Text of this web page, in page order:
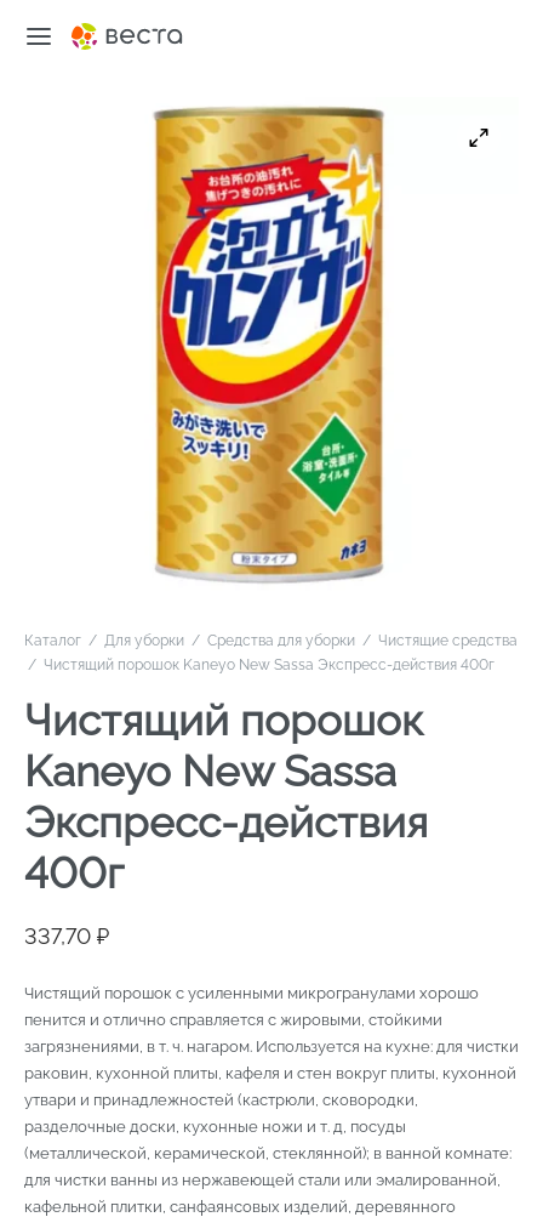
Каталог / Для уборки / Средства для уборки / Чистящие средства
/ Чистящий порошок Kaneyo New Sassa Экспресс-действия 400г
Чистящий порошок
Kaneyo New Sassa
Экспресс-действия
400г
337,70 ₽
Чистящий порошок с усиленными микрогранулами хорошо
пенится и отлично справляется с жировыми, стойкими
загрязнениями, в т. ч. нагаром. Используется на кухне: для чистки
раковин, кухонной плиты, кафеля и стен вокруг плиты, кухонной
утвари и принадлежностей (кастрюли, сковородки,
разделочные доски, кухонные ножи и т. д, посуды
(металлической, керамической, стеклянной); в ванной комнате:
для чистки ванны из нержавеющей стали или эмалированной,
кафельной плитки, санфаянсовых изделий, деревянного